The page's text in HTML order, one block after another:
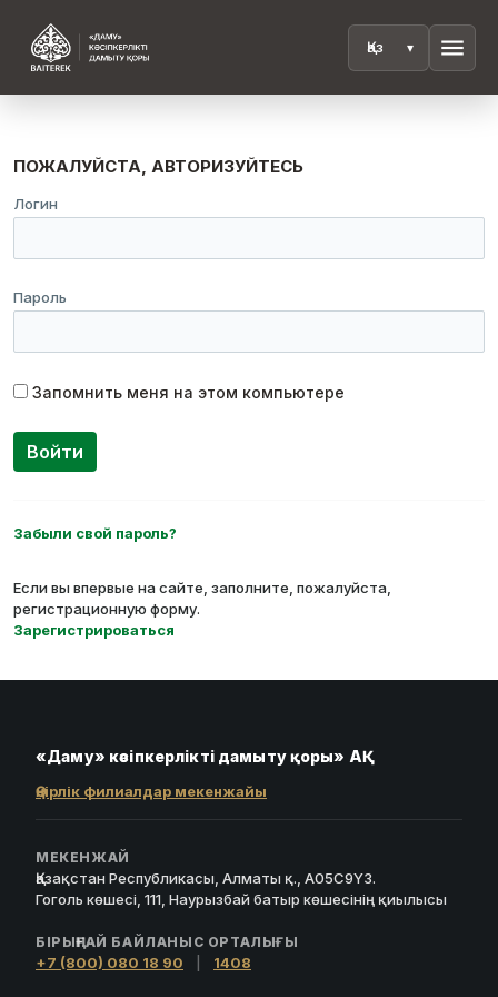
menu
ПОЖАЛУЙСТА, АВТОРИЗУЙТЕСЬ
Логин
Пароль
Запомнить меня на этом компьютере
Забыли свой пароль?
Если вы впервые на сайте, заполните, пожалуйста,
регистрационную форму.
Зарегистрироваться
«Даму» кәсіпкерлікті дамыту қоры» АҚ
Өңірлік филиалдар мекенжайы
МЕКЕНЖАЙ
Қазақстан Республикасы, Алматы қ., A05C9Y3.
Гоголь көшесі, 111, Наурызбай батыр көшесінің қиылысы
БІРЫҢҒАЙ БАЙЛАНЫС ОРТАЛЫҒЫ
+7 (800) 080 18 90 1408